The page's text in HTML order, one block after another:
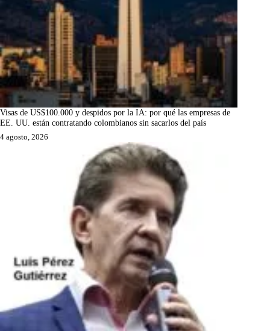
Visas de US$100.000 y despidos por la IA: por qué las empresas de
EE. UU. están contratando colombianos sin sacarlos del país
4 agosto, 2026